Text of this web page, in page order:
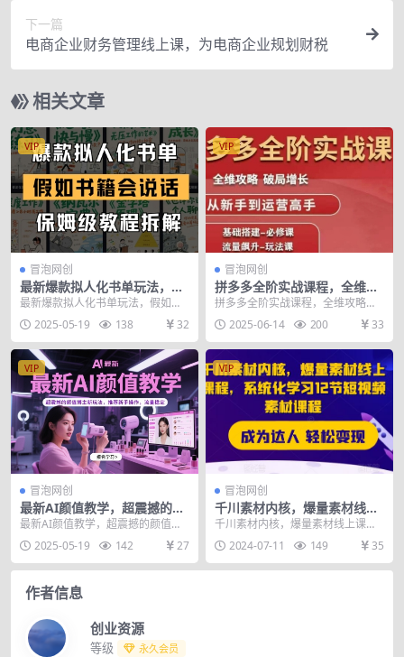
下一篇
电商企业财务管理线上课，为电商企业规划财税
相关文章
VIP
冒泡网创
最新爆款拟人化书单玩法，假
如书籍会说话，保姆级教程
最新爆款拟人化书单玩法，假如书
籍会说话，保姆级教程 项目介绍：
大家都知道我以前...
2025-05-19 138 32
VIP
冒泡网创
拼多多全阶实战课程，全维攻
略，破局增长，从新手到运营
拼多多全阶实战课程，全维攻略，
破局增长，从新手到运营高手 课程
介绍： 为拼多多商...
2025-06-14 200 33
VIP
冒泡网创
最新AI颜值教学，超震撼的颜
值博主新玩法，推荐新手操
作，流量稳定
最新AI颜值教学，超震撼的颜值博
主新玩法，推荐新手操作，流量稳
定 AI男颜，AI...
2025-05-19 142 27
VIP
冒泡网创
千川素材内核，爆量素材线上
课程，系统化学习12节短视频
素材课程
千川素材内核，爆量素材线上课
程，系统化学习12节短视频素材课
程 课程内容： 01...
2024-07-11 149 35
作者信息
创业资源
等级 永久会员